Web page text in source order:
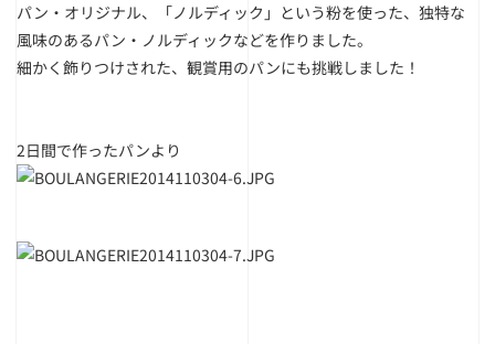
パン・オリジナル、「ノルディック」という粉を使った、独特な
風味のあるパン・ノルディックなどを作りました。
細かく飾りつけされた、観賞用のパンにも挑戦しました！
2日間で作ったパンより